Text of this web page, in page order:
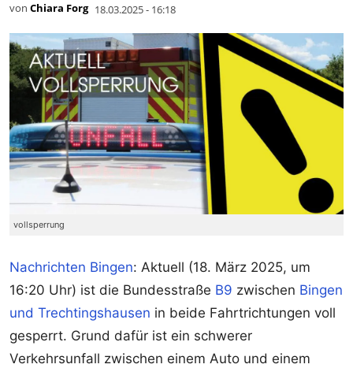
von Chiara Forg 18.03.2025 - 16:18
vollsperrung
Nachrichten Bingen: Aktuell (18. März 2025, um
16:20 Uhr) ist die Bundesstraße B9 zwischen Bingen
und Trechtingshausen in beide Fahrtrichtungen voll
gesperrt. Grund dafür ist ein schwerer
Verkehrsunfall zwischen einem Auto und einem